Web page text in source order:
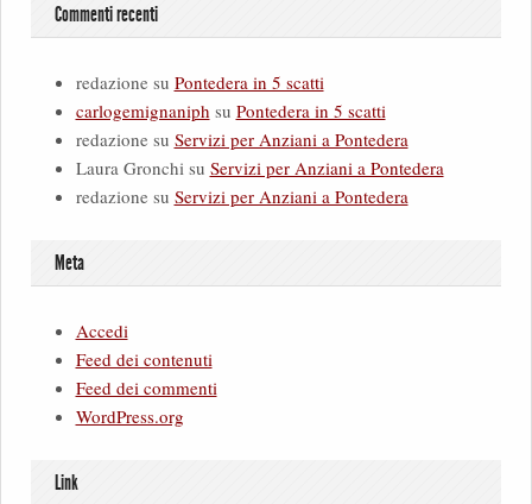
Commenti recenti
redazionesu Pontedera in 5 scatti
carlogemignaniph su Pontedera in 5 scatti
redazionesu Servizi per Anziani a Pontedera
Laura Gronchisu Servizi per Anziani a Pontedera
redazionesu Servizi per Anziani a Pontedera
Meta
Accedi
Feed dei contenuti
Feed dei commenti
WordPress.org
Link